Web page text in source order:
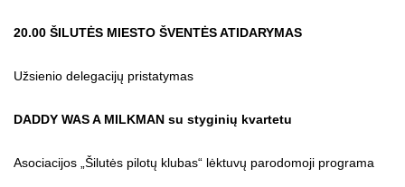
20.00 ŠILUTĖS MIESTO ŠVENTĖS ATIDARYMAS
Užsienio delegacijų pristatymas
DADDY WAS A MILKMAN su styginių kvartetu
Asociacijos „Šilutės pilotų klubas“ lėktuvų parodomoji programa